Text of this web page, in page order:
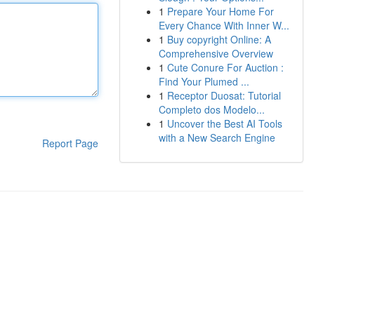
Report Page
1 Prepare Your Home For
Every Chance With Inner W...
1 Buy copyright Online: A
Comprehensive Overview
1 Cute Conure For Auction :
Find Your Plumed ...
1 Receptor Duosat: Tutorial
Completo dos Modelo...
1 Uncover the Best AI Tools
with a New Search Engine